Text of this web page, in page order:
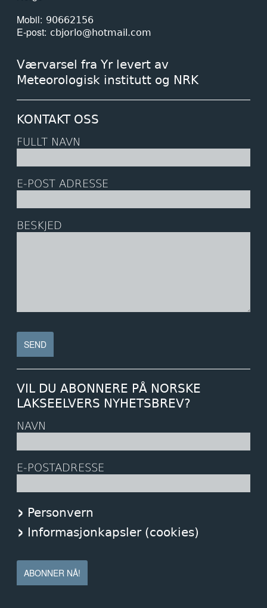
Mobil
90662156
E-post cbjorlo@hotmail.com
Værvarsel fra Yr levert av
Meteorologisk institutt og NRK
KONTAKT OSS
FULLT NAVN
E-POST ADRESSE
BESKJED
VIL DU ABONNERE PÅ NORSKE
LAKSEELVERS NYHETSBREV?
NAVN
E-POSTADRESSE
Personvern
Informasjonkapsler (cookies)